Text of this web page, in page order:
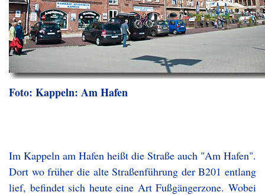
Foto: Kappeln: Am Hafen
Im Kappeln am Hafen heißt die Straße auch "Am Hafen".
Dort wo früher die alte Straßenführung der B201 entlang
lief, befindet sich heute eine Art Fußgängerzone. Wobei